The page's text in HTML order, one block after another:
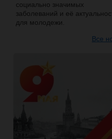
социально значимых
заболеваний и её
для молодежи.
Все